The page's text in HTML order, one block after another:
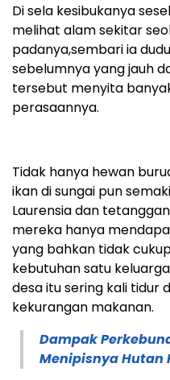
Di sela kesibukanya
melihat alam sekitar
padanya,sembari ia
sebelumnya yang jauh
tersebut menyita
perasaannya.
Tidak hanya hewan
ikan di sungai pun
Laurensia dan
mereka hanya
yang bahkan tidak
kebutuhan satu
desa itu sering kali tidur
kekurangan makanan.
Dampak
Menipisnya Hutan